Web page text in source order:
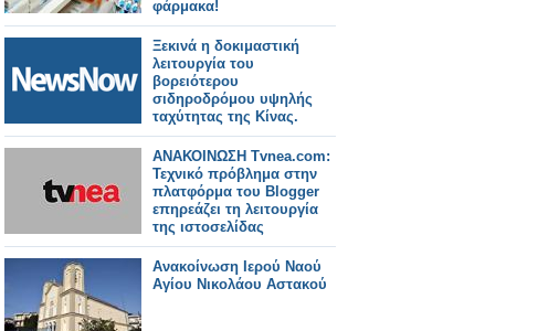
φάρμακα!
Ξεκινά η δοκιμαστική
λειτουργία του
βορειότερου
σιδηροδρόμου υψηλής
ταχύτητας της Κίνας.
ΑΝΑΚΟΙΝΩΣΗ Tvnea.com:
Τεχνικό πρόβλημα στην
πλατφόρμα του Blogger
επηρεάζει τη λειτουργία
της ιστοσελίδας
Ανακοίνωση Ιερού Ναού
Αγίου Νικολάου Αστακού